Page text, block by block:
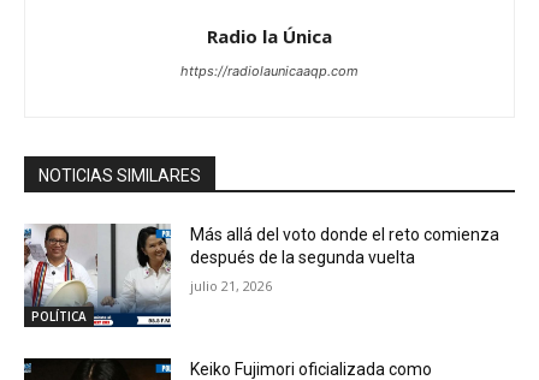
Radio la Única
https://radiolaunicaaqp.com
NOTICIAS SIMILARES
POLÍTICA
Más allá del voto donde el reto comienza
después de la segunda vuelta
julio 21, 2026
Keiko Fujimori oficializada como